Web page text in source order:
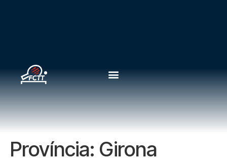
Província: Girona